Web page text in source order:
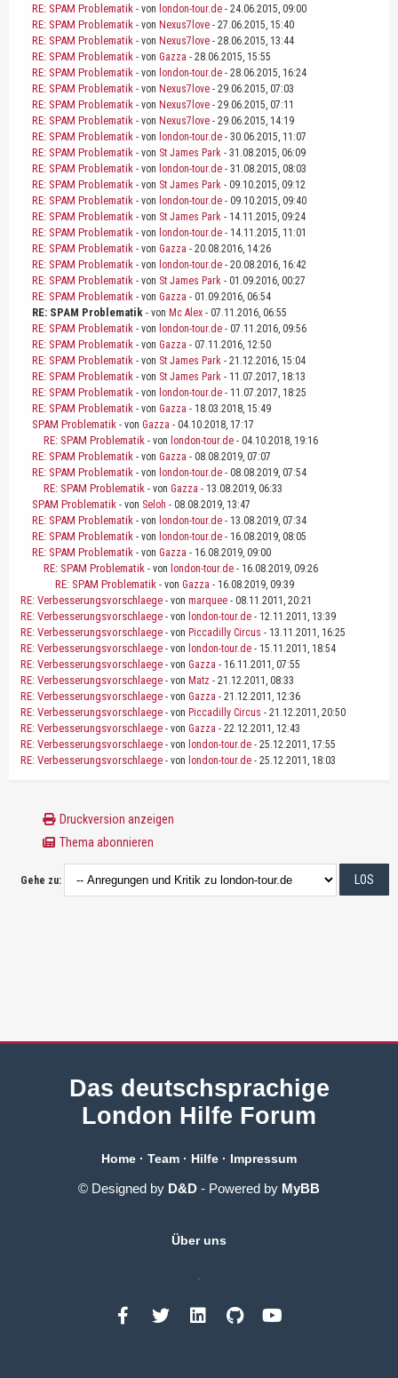
RE: SPAM Problematik - von london-tour.de - 24.06.2015, 09:00
RE: SPAM Problematik - von Nexus7love - 27.06.2015, 15:40
RE: SPAM Problematik - von Nexus7love - 28.06.2015, 13:44
RE: SPAM Problematik - von Gazza - 28.06.2015, 15:55
RE: SPAM Problematik - von london-tour.de - 28.06.2015, 16:24
RE: SPAM Problematik - von Nexus7love - 29.06.2015, 07:03
RE: SPAM Problematik - von Nexus7love - 29.06.2015, 07:11
RE: SPAM Problematik - von Nexus7love - 29.06.2015, 14:19
RE: SPAM Problematik - von london-tour.de - 30.06.2015, 11:07
RE: SPAM Problematik - von St James Park - 31.08.2015, 06:09
RE: SPAM Problematik - von london-tour.de - 31.08.2015, 08:03
RE: SPAM Problematik - von St James Park - 09.10.2015, 09:12
RE: SPAM Problematik - von london-tour.de - 09.10.2015, 09:40
RE: SPAM Problematik - von St James Park - 14.11.2015, 09:24
RE: SPAM Problematik - von london-tour.de - 14.11.2015, 11:01
RE: SPAM Problematik - von Gazza - 20.08.2016, 14:26
RE: SPAM Problematik - von london-tour.de - 20.08.2016, 16:42
RE: SPAM Problematik - von St James Park - 01.09.2016, 00:27
RE: SPAM Problematik - von Gazza - 01.09.2016, 06:54
RE: SPAM Problematik - von Mc Alex - 07.11.2016, 06:55
RE: SPAM Problematik - von london-tour.de - 07.11.2016, 09:56
RE: SPAM Problematik - von Gazza - 07.11.2016, 12:50
RE: SPAM Problematik - von St James Park - 21.12.2016, 15:04
RE: SPAM Problematik - von St James Park - 11.07.2017, 18:13
RE: SPAM Problematik - von london-tour.de - 11.07.2017, 18:25
RE: SPAM Problematik - von Gazza - 18.03.2018, 15:49
SPAM Problematik - von Gazza - 04.10.2018, 17:17
RE: SPAM Problematik - von london-tour.de - 04.10.2018, 19:16
RE: SPAM Problematik - von Gazza - 08.08.2019, 07:07
RE: SPAM Problematik - von london-tour.de - 08.08.2019, 07:54
RE: SPAM Problematik - von Gazza - 13.08.2019, 06:33
SPAM Problematik - von Seloh - 08.08.2019, 13:47
RE: SPAM Problematik - von london-tour.de - 13.08.2019, 07:34
RE: SPAM Problematik - von london-tour.de - 16.08.2019, 08:05
RE: SPAM Problematik - von Gazza - 16.08.2019, 09:00
RE: SPAM Problematik - von london-tour.de - 16.08.2019, 09:26
RE: SPAM Problematik - von Gazza - 16.08.2019, 09:39
RE: Verbesserungsvorschlaege - von marquee - 08.11.2011, 20:21
RE: Verbesserungsvorschlaege - von london-tour.de - 12.11.2011, 13:39
RE: Verbesserungsvorschlaege - von Piccadilly Circus - 13.11.2011, 16:25
RE: Verbesserungsvorschlaege - von london-tour.de - 15.11.2011, 18:54
RE: Verbesserungsvorschlaege - von Gazza - 16.11.2011, 07:55
RE: Verbesserungsvorschlaege - von Matz - 21.12.2011, 08:33
RE: Verbesserungsvorschlaege - von Gazza - 21.12.2011, 12:36
RE: Verbesserungsvorschlaege - von Piccadilly Circus - 21.12.2011, 20:50
RE: Verbesserungsvorschlaege - von Gazza - 22.12.2011, 12:43
RE: Verbesserungsvorschlaege - von london-tour.de - 25.12.2011, 17:55
RE: Verbesserungsvorschlaege - von london-tour.de - 25.12.2011, 18:03
Druckversion anzeigen
Thema abonnieren
Gehe zu:
Das deutschsprachige
London Hilfe Forum
Home · Team · Hilfe · Impressum
© Designed by D&D - Powered by MyBB
Über uns
.